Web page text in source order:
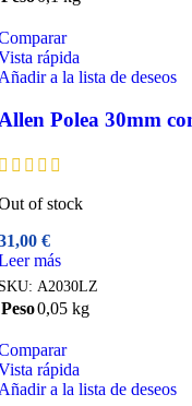
rápida
a la lista de deseos
Polea 30mm
of stock
€
más
A2030LZ
Peso0,05 kg
rápida
a la lista de deseos